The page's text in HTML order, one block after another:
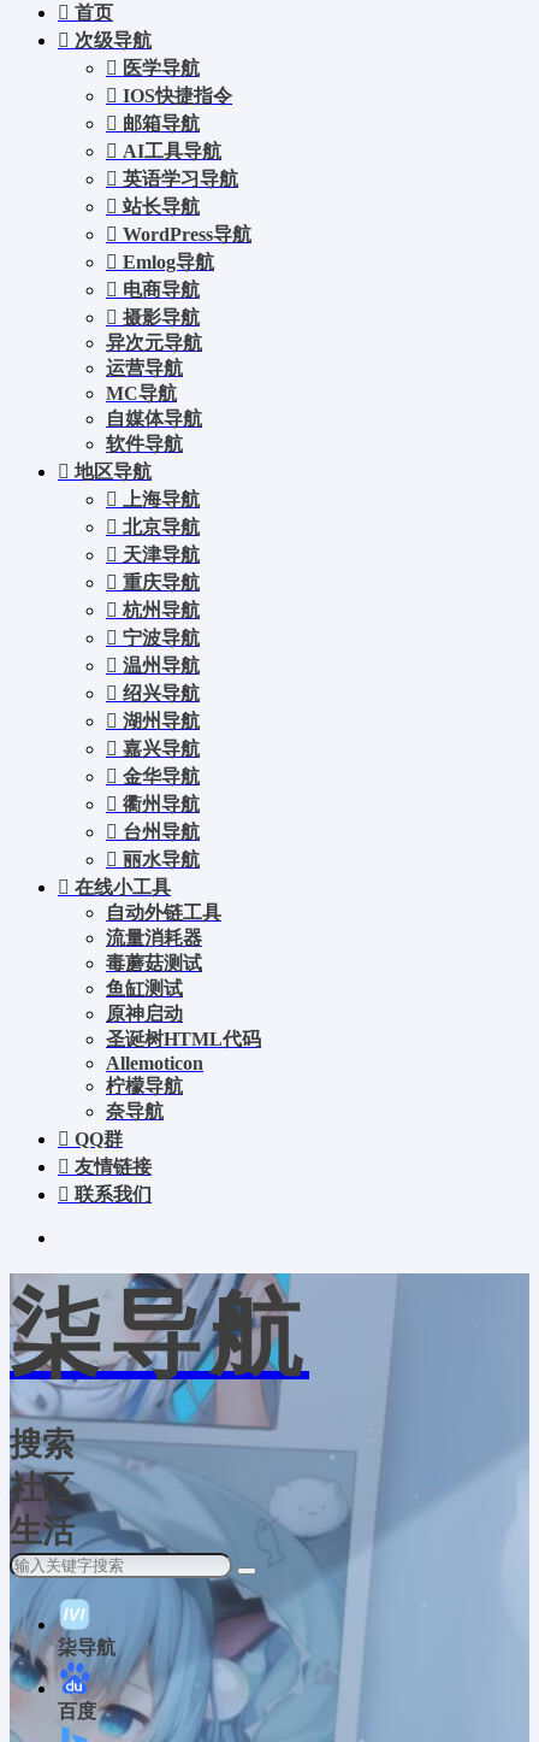
首页
次级导航
医学导航
IOS快捷指令
邮箱导航
AI工具导航
英语学习导航
站长导航
WordPress导航
Emlog导航
电商导航
摄影导航
异次元导航
运营导航
MC导航
自媒体导航
软件导航
地区导航
上海导航
北京导航
天津导航
重庆导航
杭州导航
宁波导航
温州导航
绍兴导航
湖州导航
嘉兴导航
金华导航
衢州导航
台州导航
丽水导航
在线小工具
自动外链工具
流量消耗器
毒蘑菇测试
鱼缸测试
原神启动
圣诞树HTML代码
Allemoticon
柠檬导航
奈导航
QQ群
友情链接
联系我们
柒导航
搜索
社区
生活
柒导航
百度